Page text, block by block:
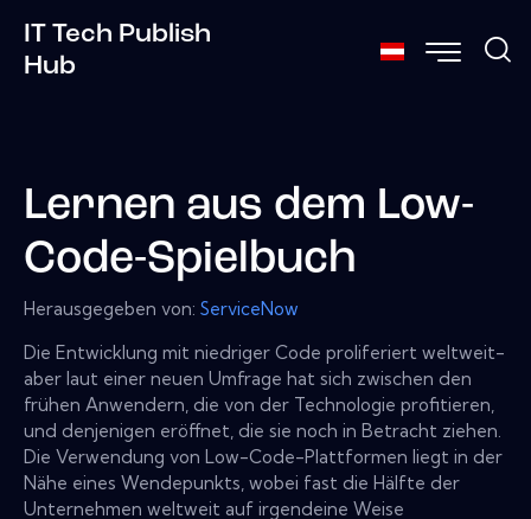
IT Tech Publish
Hub
Lernen aus dem Low-
Code-Spielbuch
Herausgegeben von: ServiceNow
Die Entwicklung mit niedriger Code proliferiert weltweit-
aber laut einer neuen Umfrage hat sich zwischen den
frühen Anwendern, die von der Technologie profitieren,
und denjenigen eröffnet, die sie noch in Betracht ziehen.
Die Verwendung von Low-Code-Plattformen liegt in der
Nähe eines Wendepunkts, wobei fast die Hälfte der
Unternehmen weltweit auf irgendeine Weise